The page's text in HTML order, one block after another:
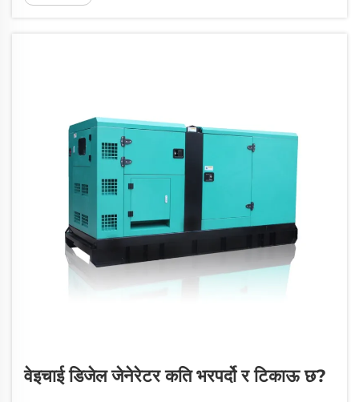
वेइचाई डिजेल जेनेरेटर कति भरपर्दो र टिकाऊ छ?